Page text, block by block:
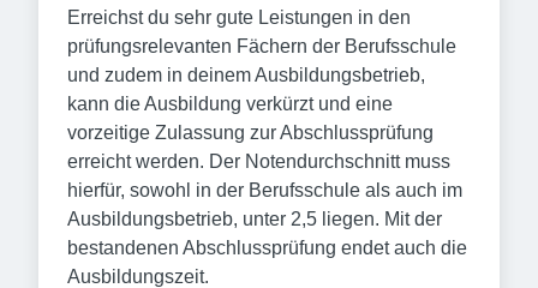
Erreichst du sehr gute Leistungen in den
prüfungsrelevanten Fächern der Berufsschule
und zudem in deinem Ausbildungsbetrieb,
kann die Ausbildung verkürzt und eine
vorzeitige Zulassung zur Abschlussprüfung
erreicht werden. Der Notendurchschnitt muss
hierfür, sowohl in der Berufsschule als auch im
Ausbildungsbetrieb, unter 2,5 liegen. Mit der
bestandenen Abschlussprüfung endet auch die
Ausbildungszeit.